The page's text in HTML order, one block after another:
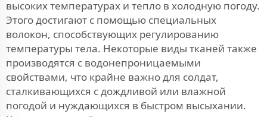
высоких температурах и тепло в холодную погоду.
Этого достигают с помощью специальных
волокон, способствующих регулированию
температуры тела. Некоторые виды тканей также
производятся с водонепроницаемыми
свойствами, что крайне важно для солдат,
сталкивающихся с дождливой или влажной
погодой и нуждающихся в быстром высыхании.